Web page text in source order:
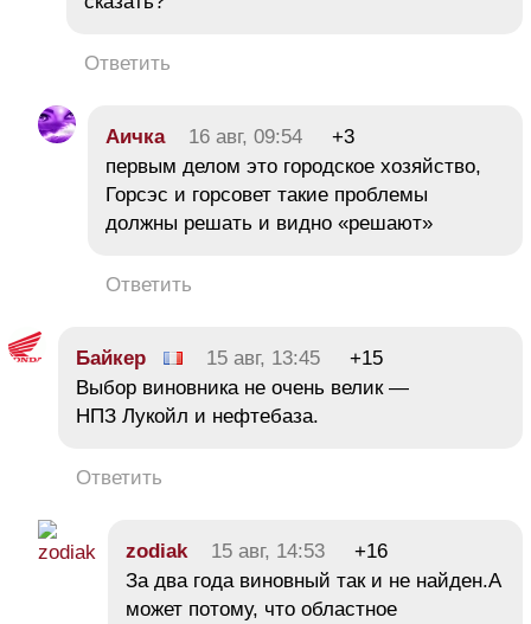
Ответить
Аичка 16 авг, 09:54
+3
первым делом это городское хозяйство,
Горсэс и горсовет такие проблемы
должны решать и видно «решают»
Ответить
Байкер 15 авг, 13:45
+15
Выбор виновника не очень велик —
НПЗ Лукойл и нефтебаза.
Ответить
zodiak 15 авг, 14:53
+16
За два года виновный так и не найден.А
может потому, что областное